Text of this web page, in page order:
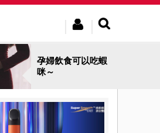
孕婦飲食可以吃蝦
咪～